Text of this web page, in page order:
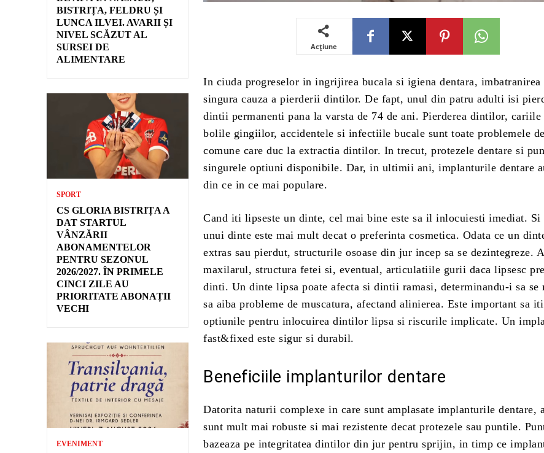
BISTRIȚA, FELDRU ȘI
LUNCA ILVEI. AVARII ȘI
NIVEL SCĂZUT AL
SURSEI DE
ALIMENTARE
SPORT
CS GLORIA BISTRIȚA A
DAT STARTUL
VÂNZĂRII
ABONAMENTELOR
PENTRU SEZONUL
2026/2027. ÎN PRIMELE
CINCI ZILE AU
PRIORITATE ABONAȚII
VECHI
EVENIMENT
Acțiune
In ciuda progreselor in ingrijirea bucala si igiena dentara, imbatranirea
singura cauza a pierderii dintilor. De fapt, unul din patru adulti isi
dintii permanenti pana la varsta de 74 de ani. Pierderea dintilor, cariile
bolile gingiilor, accidentele si infectiile bucale sunt toate problemele
comune care duc la extractia dintilor. In trecut, protezele dentare si
singurele optiuni disponibile. Dar, in ultimii ani, implanturile dentare
din ce in ce mai populare.
Cand iti lipseste un dinte, cel mai bine este sa il inlocuiesti imediat.
unui dinte este mai mult decat o preferinta cosmetica. Odata ce un
extras sau pierdut, structurile osoase din jur incep sa se dezintegreze.
maxilarul, structura fetei si, eventual, articulatiile gurii daca lipsesc
dinti. Un dinte lipsa poate afecta si dintii ramasi, determinandu-i sa se
sa aiba probleme de muscatura, afectand alinierea. Este important sa
optiunile pentru inlocuirea dintilor lipsa si riscurile implicate. Un
fast&fixed este sigur si durabil.
Beneficiile implanturilor dentare
Datorita naturii complexe in care sunt amplasate implanturile dentare,
sunt mult mai robuste si mai rezistente decat protezele sau puntile.
bazeaza pe integritatea dintilor din jur pentru sprijin, in timp ce